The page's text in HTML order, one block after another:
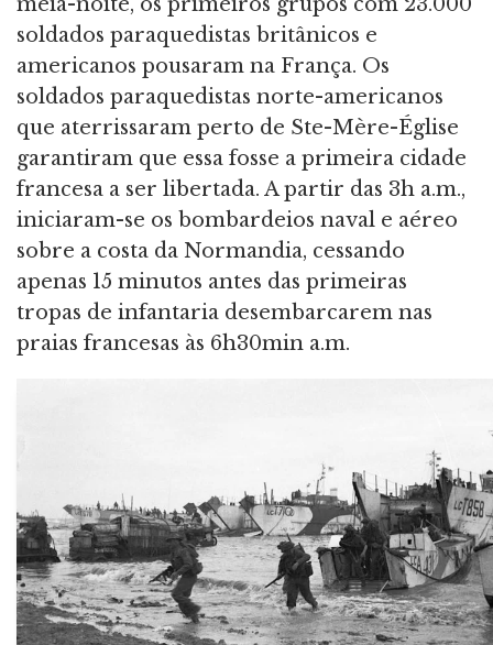
soldados paraquedistas britânicos e
americanos pousaram na França. Os
soldados paraquedistas norte-americanos
que aterrissaram perto de Ste-Mère-Église
garantiram que essa fosse a primeira cidade
francesa a ser libertada. A partir das 3h a.m.,
iniciaram-se os bombardeios naval e aéreo
sobre a costa da Normandia, cessando
apenas 15 minutos antes das primeiras
tropas de infantaria desembarcarem nas
praias francesas às 6h30min a.m.